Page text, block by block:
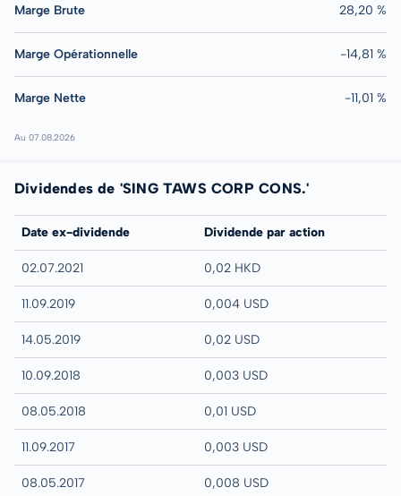
Marge Brute 28,20 %
Marge Opérationnelle -14,81 %
Marge Nette -11,01 %
Au 07.08.2026
Dividendes de 'SING TAWS CORP CONS.'
Date ex-dividende Dividende par action
02.07.2021 0,02 HKD
11.09.2019 0,004 USD
14.05.2019 0,02 USD
10.09.2018 0,003 USD
08.05.2018 0,01 USD
11.09.2017 0,003 USD
08.05.2017 0,008 USD